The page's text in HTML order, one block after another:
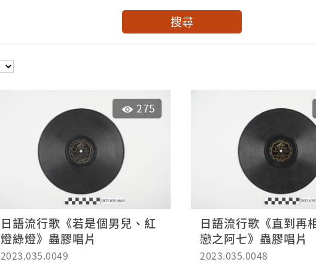
搜尋
275
日語流行歌《若是個男兒、紅
燈綠燈》蟲膠唱片
2023.035.0049
日語流行歌《直到再
戀之阿七》蟲膠唱片
2023.035.0048